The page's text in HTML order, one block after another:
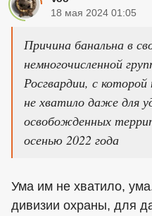
18 мая 2024 01:05
Причина банальна в
немногочисленной
Росгвардии, с которой
не хватило даже для
освобожденных
осенью 2022 года
Ума им не хватило,
дивизии охраны, для